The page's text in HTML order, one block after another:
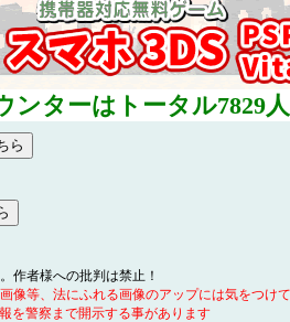
ンターはトータル7829
作者様への批判は禁止！
像等、法にふれる画像のアップには気をつけ
を警察まで開示する事があります